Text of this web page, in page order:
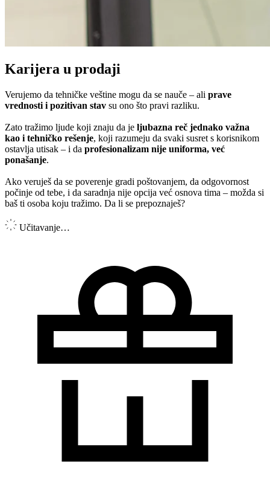
Karijera u prodaji
Verujemo da tehničke veštine mogu da se nauče – ali prave
vrednosti i pozitivan stav su ono što pravi razliku.
Zato tražimo ljude koji znaju da je ljubazna reč jednako važna
kao i tehničko rešenje, koji razumeju da svaki susret s korisnikom
ostavlja utisak – i da profesionalizam nije uniforma, već
ponašanje.
Ako veruješ da se poverenje gradi poštovanjem, da odgovornost
počinje od tebe, i da saradnja nije opcija već osnova tima – možda si
baš ti osoba koju tražimo. Da li se prepoznaješ?
Učitavanje…